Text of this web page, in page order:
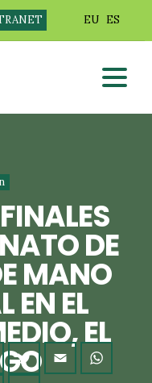
EU ES
DE
MANO
EN EL
EL